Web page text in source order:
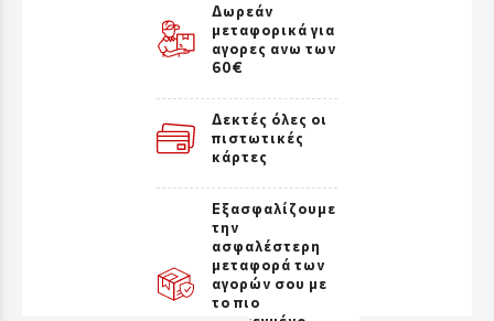
Δωρεάν
μεταφορικά για
αγορες ανω των
60€
Δεκτές όλες οι
πιστωτικές
κάρτες
Εξασφαλίζουμε
την
ασφαλέστερη
μεταφορά των
αγορών σου με
το πιο